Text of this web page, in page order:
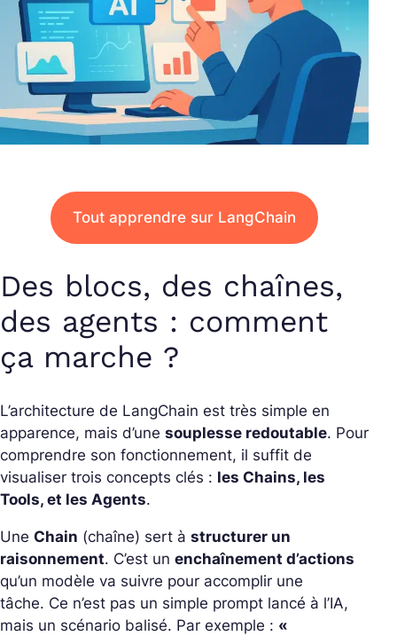
Tout apprendre sur LangChain
Des blocs, des chaînes,
des agents : comment
ça marche ?
L’architecture de LangChain est très simple en
apparence, mais d’une souplesse redoutable. Pour
comprendre son fonctionnement, il suffit de
visualiser trois concepts clés : les Chains, les
Tools, et les Agents.
Une Chain (chaîne) sert à structurer un
raisonnement. C’est un enchaînement d’actions
qu’un modèle va suivre pour accomplir une
tâche. Ce n’est pas un simple prompt lancé à l’IA,
mais un scénario balisé. Par exemple : «